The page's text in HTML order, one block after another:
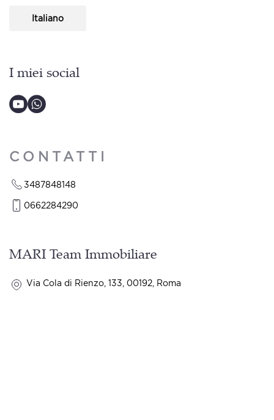
Italiano
I miei social
CONTATTI
3487848148
0662284290
MARI Team Immobiliare
Via Cola di Rienzo, 133, 00192, Roma